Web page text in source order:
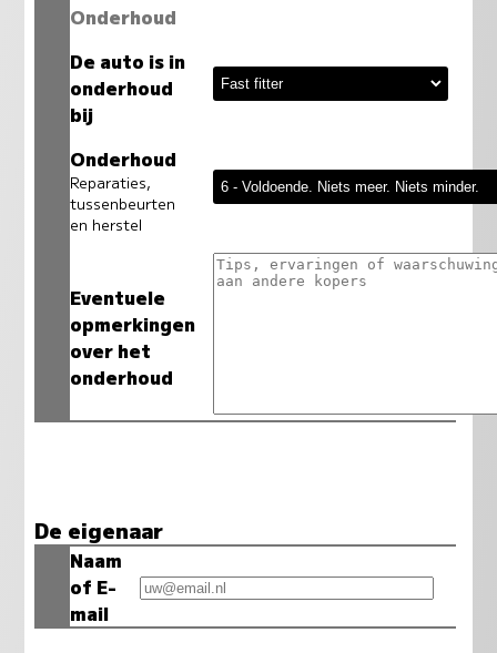
Onderhoud
De auto is in
onderhoud
bij
Onderhoud
Reparaties,
tussenbeurten
en herstel
Eventuele
opmerkingen
over het
onderhoud
De eigenaar
Naam
of E-
mail